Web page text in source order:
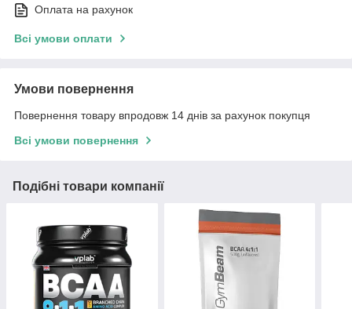
Оплата на рахунок
Всі умови оплати
Умови повернення
Повернення товару впродовж 14 днів за рахунок покупця
Всі умови повернення
Подібні товари компанії